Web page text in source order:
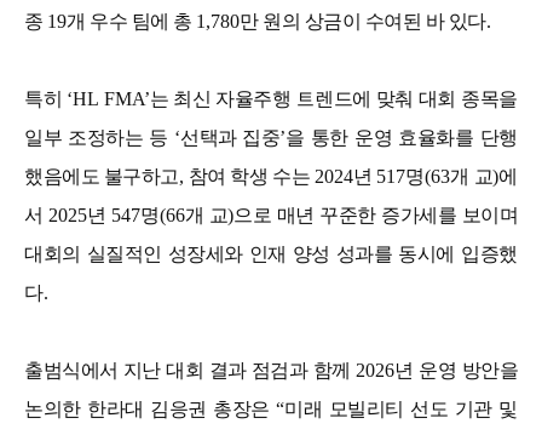
종 19개 우수 팀에 총 1,780만 원의 상금이 수여된 바 있다.
특히 ‘HL FMA’는 최신 자율주행 트렌드에 맞춰 대회 종목을
일부 조정하는 등 ‘선택과 집중’을 통한 운영 효율화를 단행
했음에도 불구하고, 참여 학생 수는 2024년 517명(63개 교)에
서 2025년 547명(66개 교)으로 매년 꾸준한 증가세를 보이며
대회의 실질적인 성장세와 인재 양성 성과를 동시에 입증했
다.
출범식에서 지난 대회 결과 점검과 함께 2026년 운영 방안을
논의한 한라대 김응권 총장은 “미래 모빌리티 선도 기관 및